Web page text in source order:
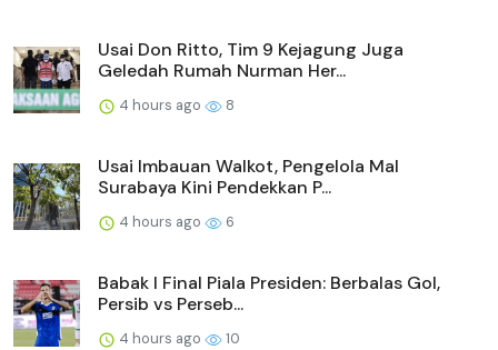
Usai Don Ritto, Tim 9 Kejagung Juga
Geledah Rumah Nurman Her...
4 hours ago 8
Usai Imbauan Walkot, Pengelola Mal
Surabaya Kini Pendekkan P...
4 hours ago 6
Babak I Final Piala Presiden: Berbalas Gol,
Persib vs Perseb...
4 hours ago 10